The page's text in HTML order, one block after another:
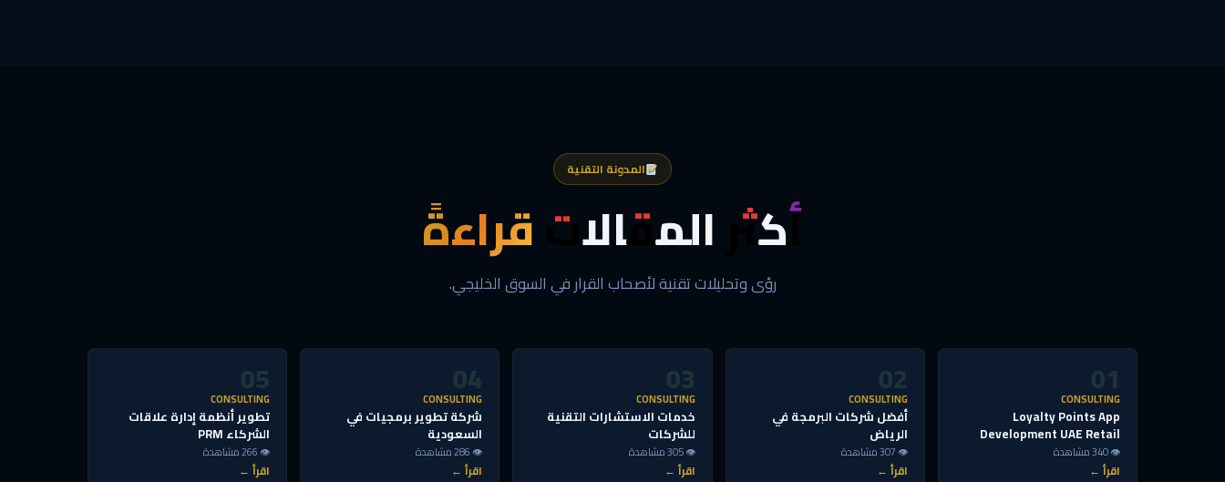
المدونة التقنية
أكثر المقالات قراءةً
رؤى وتحليلات تقنية لأصحاب القرار في السوق الخليجي.
01
CONSULTING
Loyalty Points App
Development UAE Retail
👁 340 مشاهدة
اقرأ ←
02
CONSULTING
أفضل شركات البرمجة في
الرياض
👁 307 مشاهدة
اقرأ ←
03
CONSULTING
خدمات الاستشارات التقنية
للشركات
👁 305 مشاهدة
اقرأ ←
04
CONSULTING
شركة تطوير برمجيات في
السعودية
👁 286 مشاهدة
اقرأ ←
05
CONSULTING
تطوير أنظمة إدارة علاقات
الشركاء PRM
👁 266 مشاهدة
اقرأ ←